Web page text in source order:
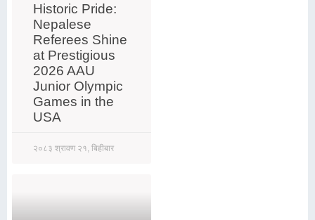
Historic Pride:
Nepalese
Referees Shine
at Prestigious
2026 AAU
Junior Olympic
Games in the
USA
२०८३ श्रावण २१, बिहीबार